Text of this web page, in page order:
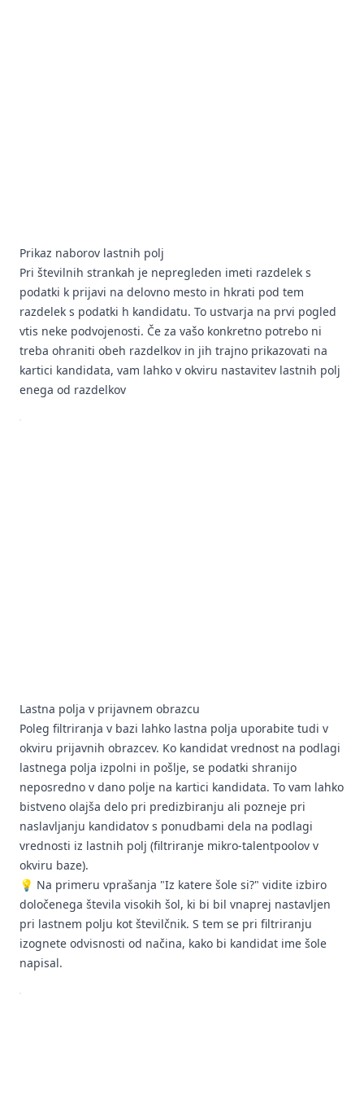
Prikaz naborov lastnih polj
Pri številnih strankah je nepregleden imeti razdelek s
podatki k prijavi na delovno mesto in hkrati pod tem
razdelek s podatki h kandidatu. To ustvarja na prvi pogled
vtis neke podvojenosti. Če za vašo konkretno potrebo ni
treba ohraniti obeh razdelkov in jih trajno prikazovati na
kartici kandidata, vam lahko v okviru nastavitev lastnih polj
enega od razdelkov
Lastna polja v prijavnem obrazcu
Poleg filtriranja v bazi lahko lastna polja uporabite tudi v
okviru prijavnih obrazcev. Ko kandidat vrednost na podlagi
lastnega polja izpolni in pošlje, se podatki shranijo
neposredno v dano polje na kartici kandidata. To vam lahko
bistveno olajša delo pri predizbiranju ali pozneje pri
naslavljanju kandidatov s ponudbami dela na podlagi
vrednosti iz lastnih polj (filtriranje mikro-talentpoolov v
okviru baze).
💡 Na primeru vprašanja "Iz katere šole si?" vidite izbiro
določenega števila visokih šol, ki bi bil vnaprej nastavljen
pri lastnem polju kot številčnik. S tem se pri filtriranju
izognete odvisnosti od načina, kako bi kandidat ime šole
napisal.